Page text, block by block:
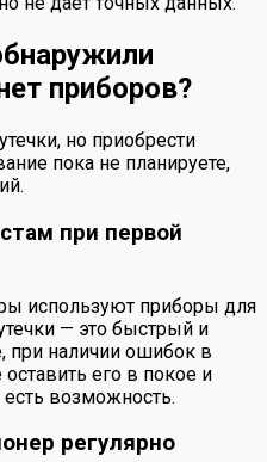
приборов?
но приобрести
пока не планируете,
при первой
используют приборы для
— это быстрый и
при наличии ошибок в
его в покое и
есть возможность.
регулярно